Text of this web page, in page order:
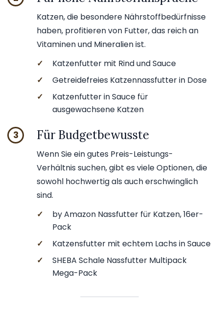
Katzen, die besondere Nährstoffbedürfnisse
haben, profitieren von Futter, das reich an
Vitaminen und Mineralien ist.
✓
Katzenfutter mit Rind und Sauce
✓
Getreidefreies Katzennassfutter in Dose
✓
Katzenfutter in Sauce für
ausgewachsene Katzen
3 Für Budgetbewusste
Wenn Sie ein gutes Preis-Leistungs-
Verhältnis suchen, gibt es viele Optionen, die
sowohl hochwertig als auch erschwinglich
sind.
✓
by Amazon Nassfutter für Katzen, 16er-
Pack
✓
Katzensfutter mit echtem Lachs in Sauce
✓
SHEBA Schale Nassfutter Multipack
Mega-Pack